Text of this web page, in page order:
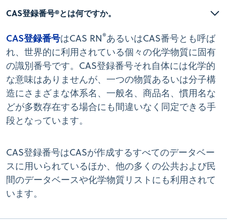
CAS登録番号®とは何ですか。
CAS登録番号はCAS RN®あるいはCAS番号とも呼ば
れ、世界的に利用されている個々の化学物質に固有
の識別番号です。CAS登録番号それ自体には化学的
な意味はありませんが、一つの物質あるいは分子構
造にさまざまな体系名、一般名、商品名、慣用名な
どが多数存在する場合にも間違いなく同定できる手
段となっています。
CAS登録番号はCASが作成するすべてのデータベー
スに用いられているほか、他の多くの公共および民
間のデータベースや化学物質リストにも利用されて
います。